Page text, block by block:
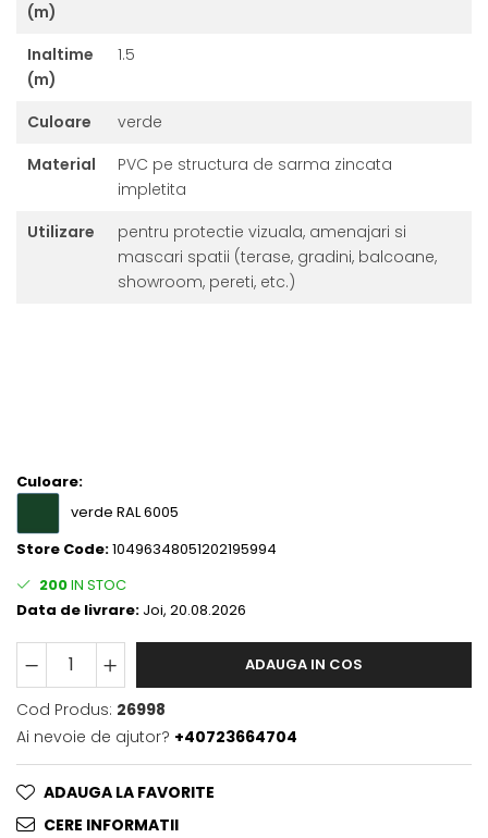
(m)
Inaltime
(m)
1.5
Culoare
verde
Material
PVC pe structura de sarma zincata
impletita
Utilizare
pentru protectie vizuala, amenajari si
mascari spatii (terase, gradini, balcoane,
showroom, pereti, etc.)
Culoare:
verde RAL 6005
Store Code:10496348051202195994
200IN STOC
Data de livrare: Joi, 20.08.2026
ADAUGA IN COS
Cod Produs: 26998
Ai nevoie de ajutor? +40723664704
ADAUGA LA FAVORITE
CERE INFORMATII